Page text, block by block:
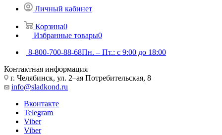
Личный кабинет
Корзина0
Избранные товары0
8-800-700-88-68Пн. – Пт.: с 9:00 до 18:00
Контактная информация
г. Челябинск, ул. 2–ая Потребительская, 8
info@sladkond.ru
Вконтакте
Telegram
Viber
Viber